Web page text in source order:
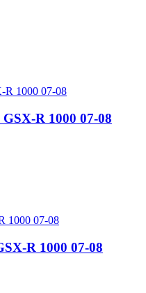
R 1000 07-08
R 1000 07-08